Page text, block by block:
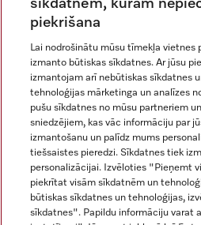
Juridiskā informācija
Vispārējie darījumu noteikumi
Datu aizsardzība
Miele vietnē Instagram
Miele vietnē Facebook
Miele vietnē Youtube
sīkdatnēm, kurām
piekrišana
Lai nodrošinātu mūsu tīmekļa vietnes
izmanto būtiskas sīkdatnes. Ar jūsu
izmantojam arī nebūtiskas sīkdatnes
tehnoloģijas mārketinga un analīzes
pušu sīkdatnes no mūsu partneriem
sniedzējiem, kas vāc informāciju par
izmantošanu un palīdz mums
tiešsaistes pieredzi. Sīkdatnes tiek
personalizācijai. Izvēloties "Pieņemt
piekrītat visām sīkdatnēm un
būtiskas sīkdatnes un tehnoloģijas,
sīkdatnes". Papildu informāciju varat